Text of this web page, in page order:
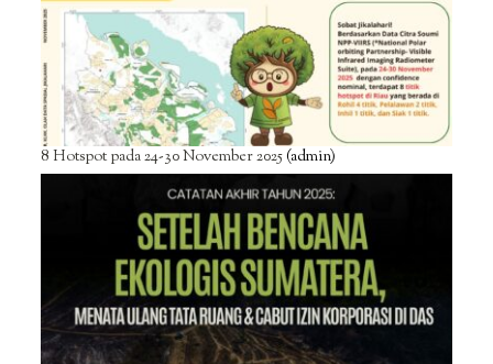
8 Hotspot pada 24-30 November 2025(admin)